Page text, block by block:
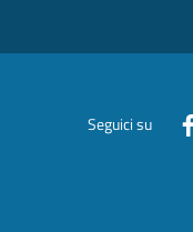
Seguici su